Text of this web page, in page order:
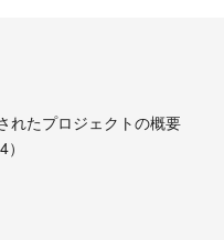
れたプロジェクトの概要